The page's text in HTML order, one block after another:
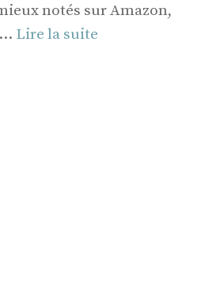
notés sur Amazon,
… Lire la suite